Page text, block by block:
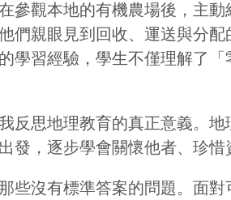
參觀本地的有機農場後，主
們親眼見到回收、運送與分
學習經驗，學生不僅理解了
反思地理教育的真正意義。
，逐步學會關懷他者、珍惜
些沒有標準答案的問題。面